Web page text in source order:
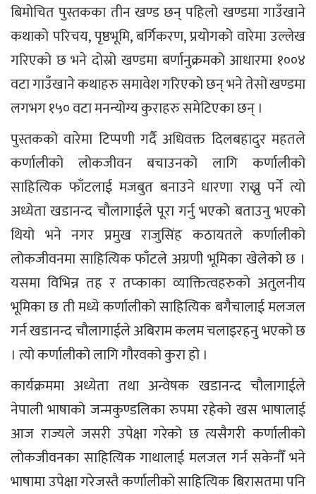
बिमोचित पुस्तकका तीन खण्ड छन् पहिलो खण्डमा गाउँखाने
कथाको परिचय, पृष्ठभूमि, बर्गिकरण, प्रयोगको वारेमा उल्लेख
गरिएको छ भने दोस्रो खण्डमा बर्णानुक्रमको आधारमा १००४
वटा गाउँखाने कथाहरु समावेश गरिएको छन् भने तेसों खण्डमा
लगभग १५० वटा मनन्योग्य कुराहरु समेटिएका छन् ।
पुस्तकको वारेमा टिप्पणी गर्दै अधिवक्त दिलबहादुर महतले
कर्णालीको लोकजीवन बचाउनको लागि कर्णालीको
साहित्यिक फाँटलाई मजबुत बनाउने धारणा राख्नु पर्ने त्यो
अध्येता खडानन्द चौलागाईले पूरा गर्नु भएको बताउनु भएको
थियो भने नगर प्रमुख राजुसिंह कठायतले कर्णालीको
लोकजीवनमा साहित्यिक फाँटले अग्रणी भूमिका खेलेको छ ।
यसमा विभिन्न तह र तप्काका व्याक्तित्वहरुको अतुलनीय
भूमिका छ ती मध्ये कर्णालीको साहित्यिक बगैचालाई मलजल
गर्न खडानन्द चौलागाईले अबिराम कलम चलाइरहनु भएको छ
। त्यो कर्णालीको लागि गौरवको कुरा हो ।
कार्यक्रममा अध्येता तथा अन्वेषक खडानन्द चौलागाईले
नेपाली भाषाको जन्मकुण्डलिका रुपमा रहेको खस भाषालाई
आज राज्यले जसरी उपेक्षा गरेको छ त्यसैगरी कर्णालीको
लोकजीवनका साहित्यिक गाथालाई मलजल गर्न सकेनौँ भने
भाषामा उपेक्षा गरेजस्तै कर्णालीको साहित्यिक बिरासतमा पनि